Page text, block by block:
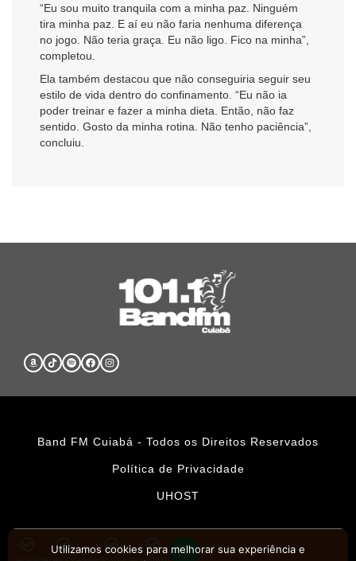
“Eu sou muito tranquila com a minha paz. Ninguém
tira minha paz. E aí eu não faria nenhuma diferença
no jogo. Não teria graça. Eu não ligo. Fico na minha”,
completou.
Ela também destacou que não conseguiria seguir seu
estilo de vida dentro do confinamento. “Eu não ia
poder treinar e fazer a minha dieta. Então, não faz
sentido. Gosto da minha rotina. Não tenho paciência”,
concluiu.
Band FM Cuiabá - Todos os Direitos Reservados
Política de Privacidade
UHOST
Utilizamos cookies para melhorar sua experiência e